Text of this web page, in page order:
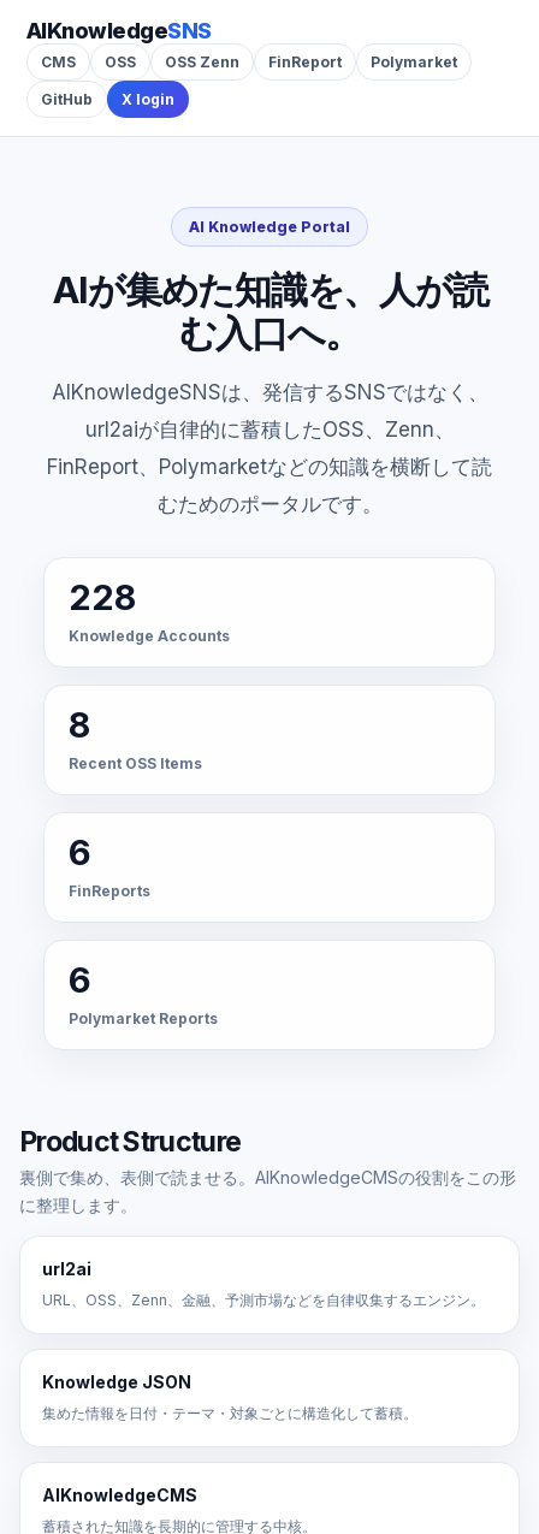
AIKnowledgeSNS
CMS OSS OSS Zenn FinReport Polymarket
GitHub X login
AI Knowledge Portal
AIが集めた知識を、人が読
む入口へ。
AIKnowledgeSNSは、発信するSNSではなく、
url2aiが自律的に蓄積したOSS、Zenn、
FinReport、Polymarketなどの知識を横断して読
むためのポータルです。
228
Knowledge Accounts
8
Recent OSS Items
6
FinReports
6
Polymarket Reports
Product Structure
裏側で集め、表側で読ませる。AIKnowledgeCMSの役割をこの形
に整理します。
url2ai
URL、OSS、Zenn、金融、予測市場などを自律収集するエンジン。
Knowledge JSON
集めた情報を日付・テーマ・対象ごとに構造化して蓄積。
AIKnowledgeCMS
蓄積された知識を長期的に管理する中核。